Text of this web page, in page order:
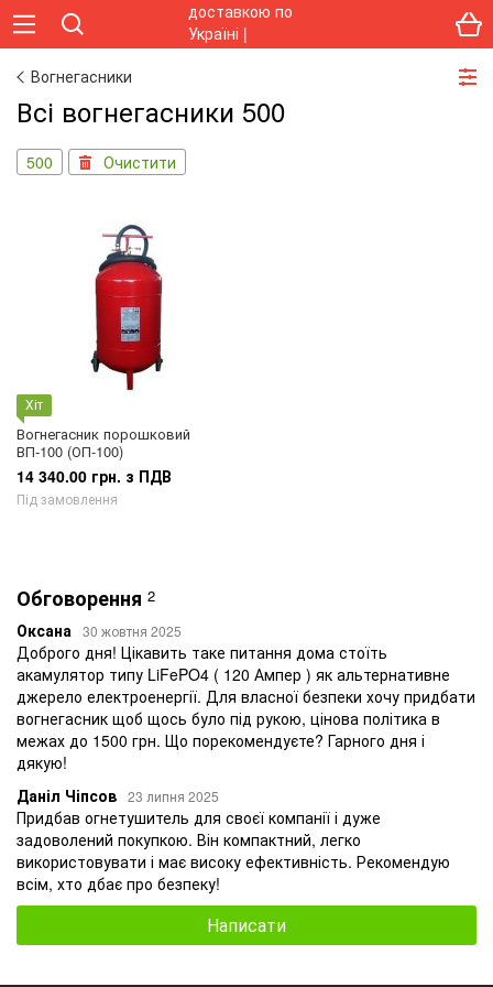
Вогнегасники
Всі вогнегасники 500
500 Очистити
Хіт
Вогнегасник порошковий
ВП-100 (ОП-100)
14 340.00 грн. з ПДВ
Під замовлення
Обговорення 2
Оксана 30 жовтня 2025
Доброго дня! Цікавить таке питання дома стоїть
акамулятор типу LiFePO4 ( 120 Ампер ) як альтернативне
джерело електроенергії. Для власної безпеки хочу придбати
вогнегасник щоб щось було під рукою, цінова політика в
межах до 1500 грн. Що порекомендуєте? Гарного дня і
дякую!
Даніл Чіпсов 23 липня 2025
Придбав огнетушитель для своєї компанії і дуже
задоволений покупкою. Він компактний, легко
використовувати і має високу ефективність. Рекомендую
всім, хто дбає про безпеку!
Написати